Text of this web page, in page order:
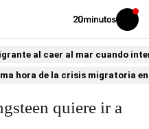
Volver
Iniciar
sesión
al caer al mar cuando
hora de la crisis migratoria
quiere ir a